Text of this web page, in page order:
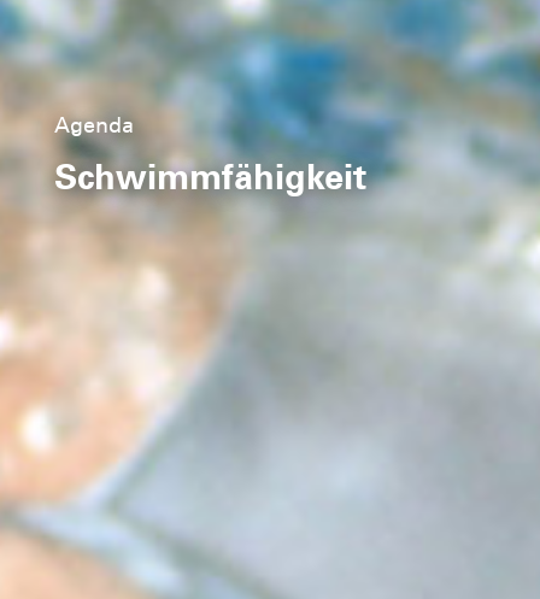
Agenda
Schwimmfähigkeit